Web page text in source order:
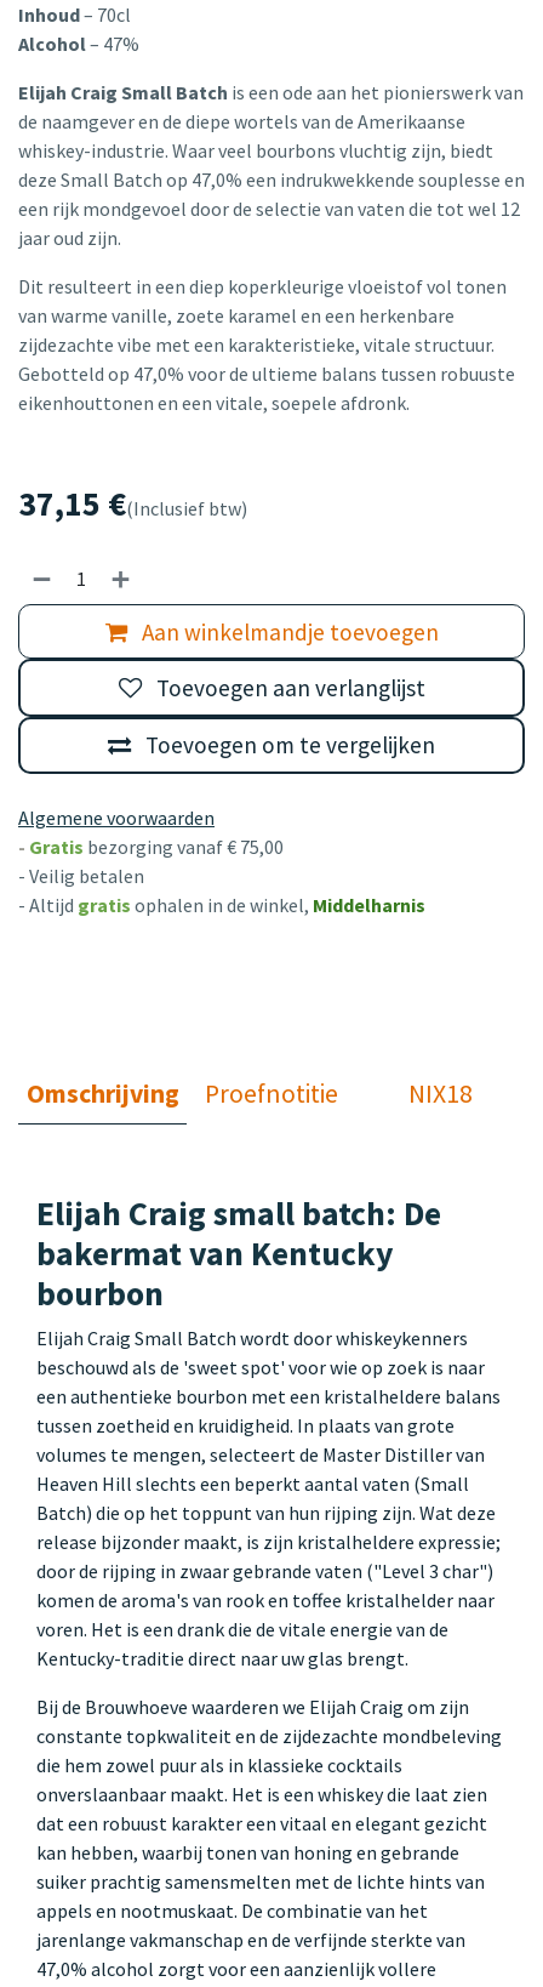
Inhoud– 70cl
Alcohol– 47%
Elijah Craig Small Batch is een ode aan het pionierswerk van
de naamgever en de diepe wortels van de Amerikaanse
whiskey-industrie. Waar veel bourbons vluchtig zijn, biedt
deze Small Batch op 47,0% een indrukwekkende souplesse en
een rijk mondgevoel door de selectie van vaten die tot wel 12
jaar oud zijn.
Dit resulteert in een diep koperkleurige vloeistof vol tonen
van warme vanille, zoete karamel en een herkenbare
zijdezachte vibe met een karakteristieke, vitale structuur.
Gebotteld op 47,0% voor de ultieme balans tussen robuuste
eikenhouttonen en een vitale, soepele afdronk.
37,15 €(Inclusief btw)
Aan winkelmandje toevoegen
Toevoegen om te vergelijken
Toevoegen aan verlanglijst
Algemene voorwaarden
- Gratis bezorging vanaf € 75,00
- Veilig betalen
- Altijd gratis ophalen in de winkel, Middelharnis
Omschrijving Proefnotitie NIX18
Elijah Craig small batch: De
bakermat van Kentucky
bourbon
Elijah Craig Small Batch wordt door whiskeykenners
beschouwd als de 'sweet spot' voor wie op zoek is naar
een authentieke bourbon met een kristalheldere balans
tussen zoetheid en kruidigheid. In plaats van grote
volumes te mengen, selecteert de Master Distiller van
Heaven Hill slechts een beperkt aantal vaten (Small
Batch) die op het toppunt van hun rijping zijn. Wat deze
release bijzonder maakt, is zijn kristalheldere expressie;
door de rijping in zwaar gebrande vaten ("Level 3 char")
komen de aroma's van rook en toffee kristalhelder naar
voren. Het is een drank die de vitale energie van de
Kentucky-traditie direct naar uw glas brengt.
Bij de Brouwhoeve waarderen we Elijah Craig om zijn
constante topkwaliteit en de zijdezachte mondbeleving
die hem zowel puur als in klassieke cocktails
onverslaanbaar maakt. Het is een whiskey die laat zien
dat een robuust karakter een vitaal en elegant gezicht
kan hebben, waarbij tonen van honing en gebrande
suiker prachtig samensmelten met de lichte hints van
appels en nootmuskaat. De combinatie van het
jarenlange vakmanschap en de verfijnde sterkte van
47,0% alcohol zorgt voor een aanzienlijk vollere